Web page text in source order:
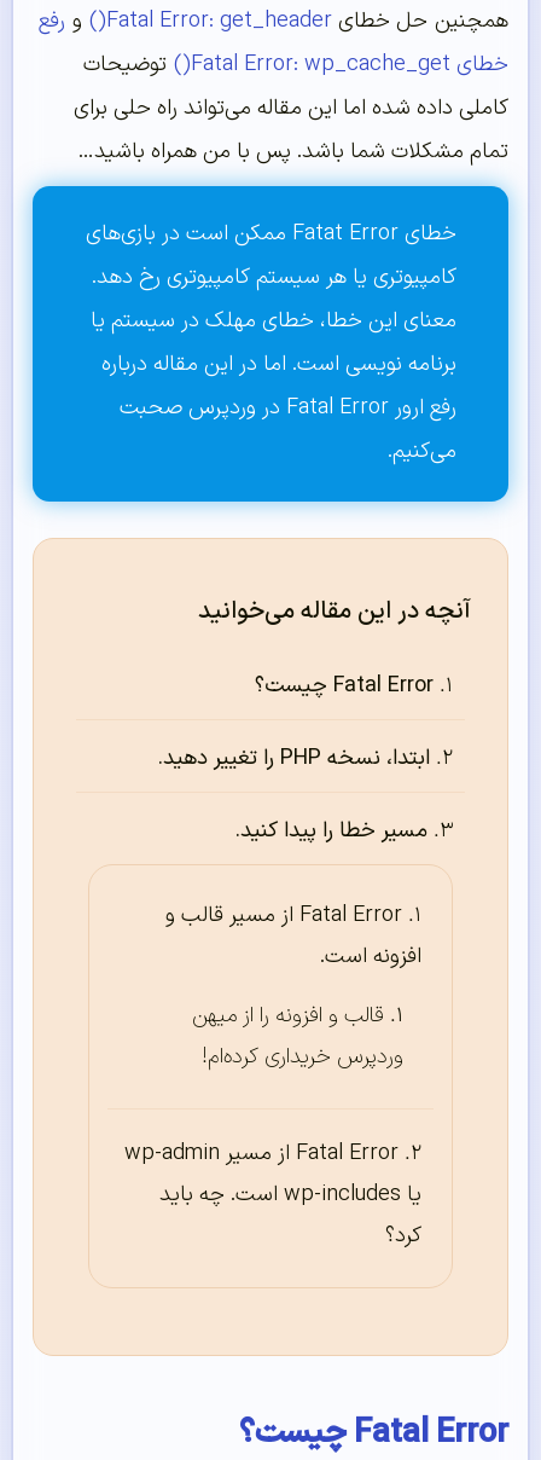
همچنین حل خطایFatal Error: get_header() و رفع
خطای Fatal Error: wp_cache_get()
توضیحات
کاملی داده شده اما این مقاله می‌تواند راه حلی برای
تمام مشکلات شما باشد. پس با من همراه باشید…
خطای Fatat Error ممکن است در بازی‌های
کامپیوتری یا هر سیستم کامپیوتری رخ دهد.
معنای این خطا، خطای مهلک در سیستم یا
برنامه نویسی است. اما در این مقاله درباره
رفع ارور Fatal Error در
وردپرسصحبت
می‌کنیم.
آنچه در این مقاله می‌خوانید
Fatal Error چیست؟
ابتدا، نسخه PHP را تغییر دهید.
مسیر خطا را پیدا کنید.
Fatal Error از مسیر قالب و
افزونه است.
قالب و افزونه را از میهن
وردپرس خریداری کرده‌ام!
Fatal Error از مسیر wp-admin
یا wp-includes است. چه باید
کرد؟
Fatal Error چیست؟